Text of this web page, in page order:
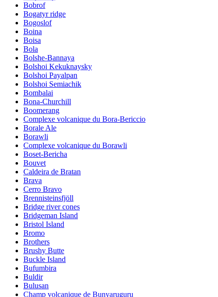
Bobrof
Bogatyr ridge
Bogoslof
Boina
Boisa
Bola
Bolshe-Bannaya
Bolshoi Kekuknaysky
Bolshoi Payalpan
Bolshoi Semiachik
Bombalai
Bona-Churchill
Boomerang
Complexe volcanique du Bora-Bericcio
Borale Ale
Borawli
Complexe volcanique du Borawli
Boset-Bericha
Bouvet
Caldeira de Bratan
Brava
Cerro Bravo
Brennisteinsfjöll
Bridge river cones
Bridgeman Island
Bristol Island
Bromo
Brothers
Brushy Butte
Buckle Island
Bufumbira
Buldir
Bulusan
Champ volcanique de Bunyaruguru